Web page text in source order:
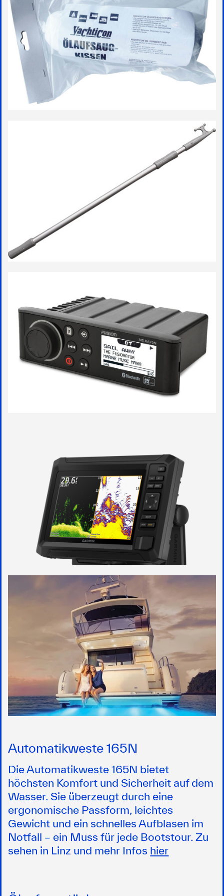
Automatikweste 165N
Die Automatikweste 165N bietet
höchsten Komfort und Sicherheit auf dem
Wasser. Sie überzeugt durch eine
ergonomische Passform, leichtes
Gewicht und ein schnelles Aufblasen im
Notfall – ein Muss für jede Bootstour. Zu
sehen in Linz und mehr Infos hier